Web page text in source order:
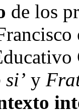
de los
y